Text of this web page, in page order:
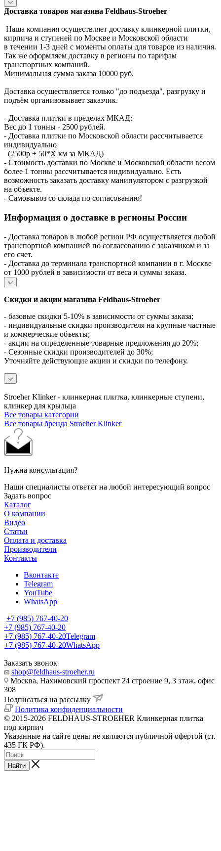
Доставка товаров магазина Feldhaus-Stroeher
Наша компания осуществляет доставку клинкерной плитки,
кирпича и ступеней по Москве и Московской области
в течении 1-3 дней с моменты оплаты для товаров из наличия.
Так же оформляем доставку в регионы по тарифам
транспортных компаний.
Минимальная сумма заказа 10000 руб.
Доставка осуществляется только "до подъезда", разгрузку и
подъём организовывает заказчик.
- Доставка плитки в пределах МКАД:
Вес до 1 тонны - 2500 рублей.
- Доставка плитки по Московской области рассчитывается
индивидуально
(2500р + 50*X км за МКАД)
- Стоимость доставки по Москве и Московской области весом
более 1 тонны рассчитывается индивидуально. Есть
возможность заказать доставку манипулятором с разгрузкой
на объекте.
- Самовывоз со склада по согласованию!
Информация о доставке в регионы России
- Доставка товаров в любой регион РФ осуществляется любой
транспортной компанией по согласованию с заказчиком и за
его счет.
- Доставка до терминала транспортной компании в г. Москве
от 1000 рублей в зависимости от веса и суммы заказа.
Скидки и акции магазина Feldhaus-Stroeher
- базовые скидки 5-10% в зависимости от суммы заказа;
- индивидуальные скидки производителя на крупные частные
и коммерческие объекты;
- акции на определенные товарные предложения до 20%;
- Сезонные скидки производителей до 30%;
Уточняйте действующие акции и скидки по телефону.
Stroeher Klinker - клинкерная плитка, клинкерные ступени,
клинкер для крыльца
Все товары категории
Все товары бренда Stroeher Klinker
Нужна консультация?
Наши специалисты ответят на любой интересующий вопрос
Задать вопрос
Каталог
О компании
Видео
Статьи
Оплата и доставка
Производители
Контакты
Вконтакте
Telegram
YouTube
WhatsApp
+7 (985) 767-40-20
+7 (985) 767-40-20
+7 (985) 767-40-20Telegram
+7 (985) 767-40-20WhatsApp
Заказать звонок
shop@feldhaus-stroeher.ru
Москва, Нахимовский проспект 24 строение 9, 3 этаж, офис
308
Подписаться на рассылку
Политика конфиденциальности
© 2015-2026 FELDHAUS-STROEHER Клинкерная плитка
под кирпич
Указанные на сайте цены не являются публичной офертой (ст.
435 ГК РФ).
Найти